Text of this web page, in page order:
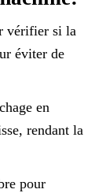
vérifier si la
éviter de
en
rendant la
pour